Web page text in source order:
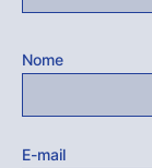
Nome
E-mail